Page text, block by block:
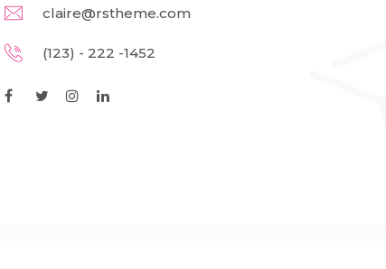
claire@rstheme.com
(123) - 222 -1452